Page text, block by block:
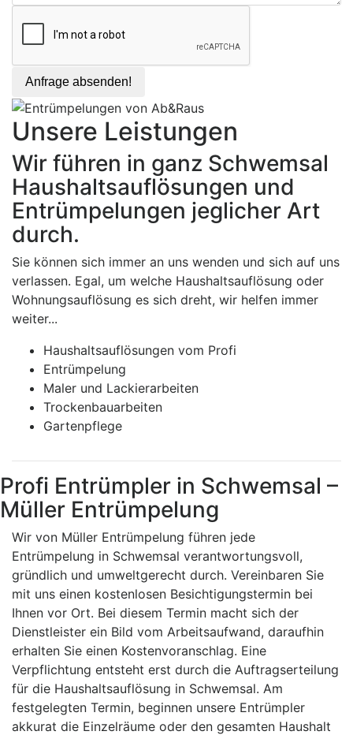
Anfrage absenden!
Unsere Leistungen
Wir führen in ganz Schwemsal
Haushaltsauflösungen und
Entrümpelungen jeglicher Art
durch.
Sie können sich immer an uns wenden und sich auf uns
verlassen. Egal, um welche Haushaltsauflösung oder
Wohnungsauflösung es sich dreht, wir helfen immer
weiter...
Haushaltsauflösungen vom Profi
Entrümpelung
Maler und Lackierarbeiten
Trockenbauarbeiten
Gartenpflege
Profi Entrümpler in Schwemsal –
Müller Entrümpelung
Wir von Müller Entrümpelung führen jede
Entrümpelung in Schwemsal verantwortungsvoll,
gründlich und umweltgerecht durch. Vereinbaren Sie
mit uns einen kostenlosen Besichtigungstermin bei
Ihnen vor Ort. Bei diesem Termin macht sich der
Dienstleister ein Bild vom Arbeitsaufwand, daraufhin
erhalten Sie einen Kostenvoranschlag. Eine
Verpflichtung entsteht erst durch die Auftragserteilung
für die Haushaltsauflösung in Schwemsal. Am
festgelegten Termin, beginnen unsere Entrümpler
akkurat die Einzelräume oder den gesamten Haushalt